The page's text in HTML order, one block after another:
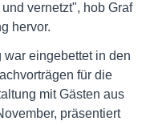
vernetzt", hob Graf
hervor.
eingebettet in den
für die
mit Gästen aus
präsentiert